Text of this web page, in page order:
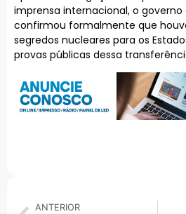
imprensa internacional, o governo
confirmou formalmente que
segredos nucleares para os
provas públicas dessa
ANTERIOR